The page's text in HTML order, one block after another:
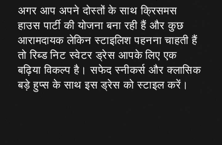
अगर आप अपने दोस्तों के साथ क्रिसमस
हाउस पार्टी की योजना बना रही हैं और कुछ
आरामदायक लेकिन स्टाइलिश पहनना चाहती हैं
तो रिब्ड निट स्वेटर ड्रेस आपके लिए एक
बढ़िया विकल्प है। सफेद स्नीकर्स और क्लासिक